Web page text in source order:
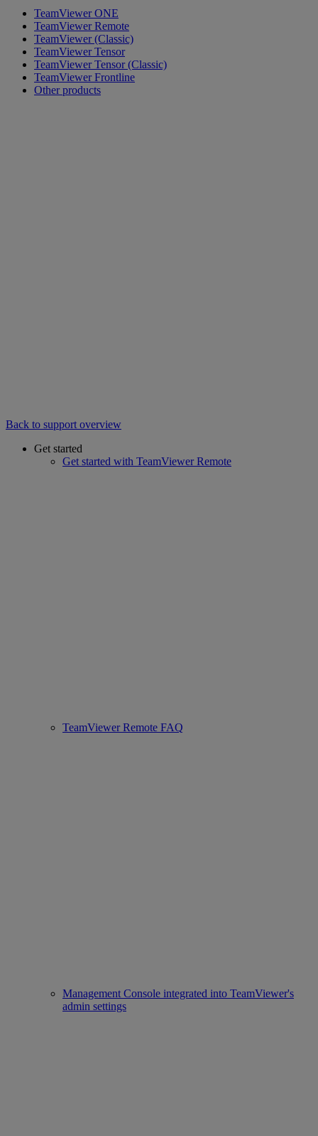
TeamViewer ONE
TeamViewer Remote
TeamViewer (Classic)
TeamViewer Tensor
TeamViewer Tensor (Classic)
TeamViewer Frontline
Other products
Back to support overview
Get started
Get started with TeamViewer Remote
TeamViewer Remote FAQ
Management Console integrated into TeamViewer's
admin settings